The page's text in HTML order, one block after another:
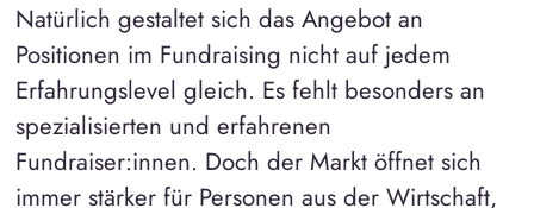
Natürlich gestaltet sich das Angebot an
Positionen im Fundraising nicht auf jedem
Erfahrungslevel gleich. Es fehlt besonders an
spezialisierten und erfahrenen
Fundraiser:innen. Doch der Markt öffnet sich
immer stärker für Personen aus der Wirtschaft,